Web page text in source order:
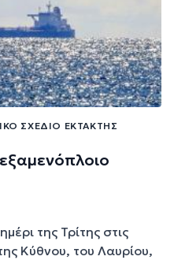
ΣΧΈΔΙΟ ΈΚΤΑΚΤΗΣ
της Τρίτης στις
Κύθνου, του Λαυρίου,